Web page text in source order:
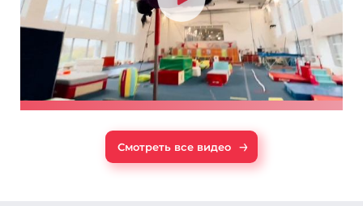
Смотреть все видео →